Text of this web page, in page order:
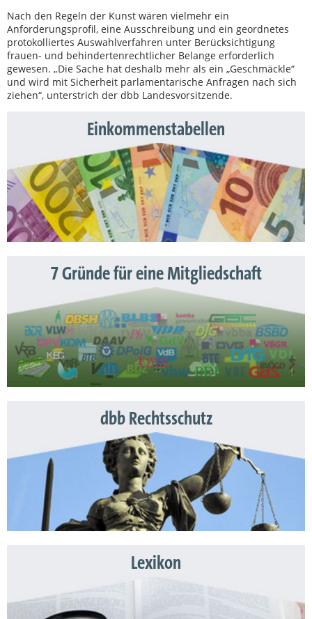
Nach den Regeln der Kunst wären vielmehr ein
Anforderungsprofil, eine Ausschreibung und ein geordnetes
protokolliertes Auswahlverfahren unter Berücksichtigung
frauen- und behindertenrechtlicher Belange erforderlich
gewesen. „Die Sache hat deshalb mehr als ein „Geschmäckle“
und wird mit Sicherheit parlamentarische Anfragen nach sich
ziehen“, unterstrich der dbb Landesvorsitzende.
Einkommenstabellen
7 Gründe für eine Mitgliedschaft
dbb Rechtsschutz
Lexikon